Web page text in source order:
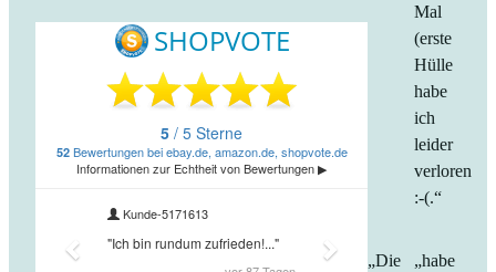
Mal
(erste
Hülle
habe
ich
leider
verloren
:-(.“
„Die
„habe